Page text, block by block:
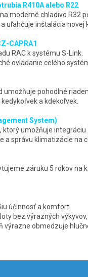
R410A alebo R22
moderné chladivo R32
uľahčuje inštalácia novej
CAPRA1
RAC k systému S-Link.
ovládanie celého
pohodlné
a kdekoľvek.
System)
umožňuje
a správu klimatizácie na
záruku 5 rokov
účinnosť a komfort.
bez výrazných
výrazne obmedzuje